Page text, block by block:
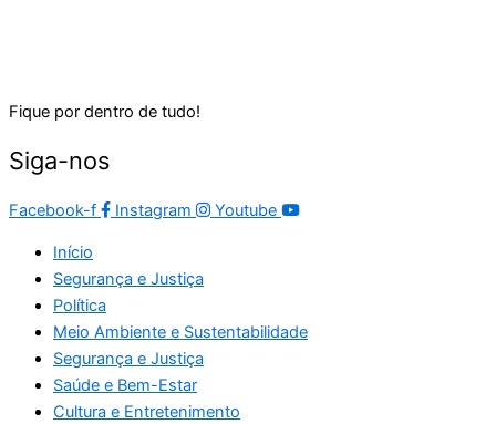
Fique por dentro de tudo!
Siga-nos
Facebook-f Instagram Youtube
Início
Segurança e Justiça
Política
Meio Ambiente e Sustentabilidade
Segurança e Justiça
Saúde e Bem-Estar
Cultura e Entretenimento